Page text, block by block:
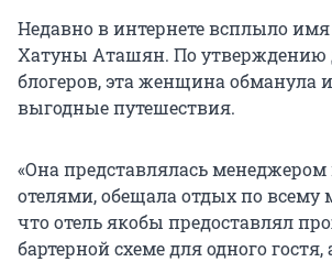
Недавно в интернете всплыло
Хатуны Аташян. По утверждению
блогеров, эта женщина обманула
выгодные путешествия.
«Она представлялась менеджером
отелями, обещала отдых по всему
что отель якобы предоставлял
бартерной схеме для одного гостя,